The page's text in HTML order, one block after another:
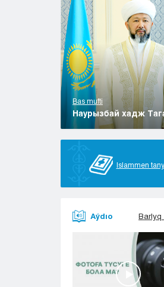
Bas mufti
Наурызбай хадж
Islammen
Aýdıo Barlyq